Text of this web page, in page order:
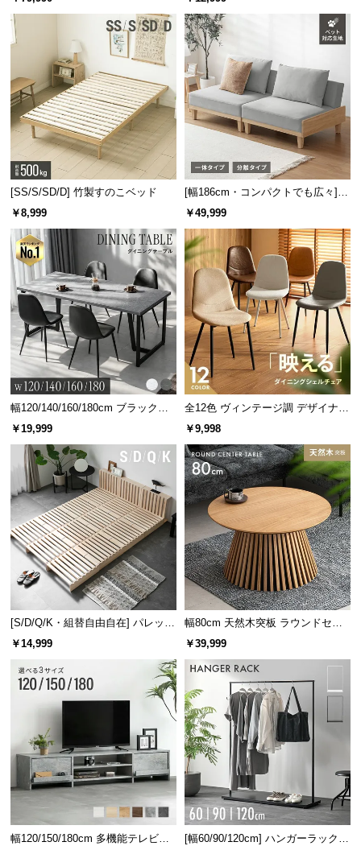
板 美しい格子デザイン
[SS/S/SD/D] 竹製すのこベッド
￥8,999
[幅186cm・コンパクトでも広々] 3
人掛けソファベッド リクライニン
￥49,999
幅120/140/160/180cm ブラックフ
レーム ダイニング 大理石調 4人掛
￥19,999
全12色 ヴィンテージ調 デザイナー
ズシェルチェア
￥9,998
[S/D/Q/K・組替自由自在] パレット
ベッド 8/12/16枚セット
￥14,999
幅80cm 天然木突板 ラウンドセン
ターテーブル 美しい格子デザイン
￥39,999
幅120/150/180cm 多機能テレビボ
[幅60/90/120cm] ハンガーラック